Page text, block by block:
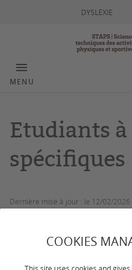
COOKIES
DYSLEXIE
MENU
Etudiants
spécifiques
Dernière mise à jour : le 12/02/2026